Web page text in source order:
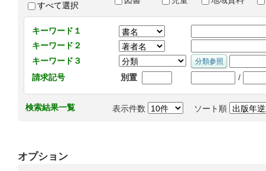
すべて選択
キーワード１
キーワード２
キーワード３
請求記号
別置 /
検索結果一覧 表示件数 ソート順
オプション